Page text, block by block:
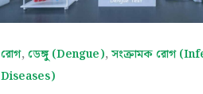
রোগ,ডেঙ্গু (Dengue),সংক্রামক রোগ
Diseases)